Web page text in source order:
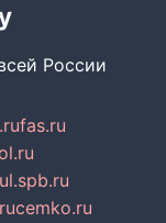
России
fas.ru
cemko.ru